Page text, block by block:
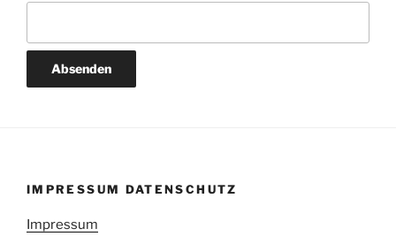
IMPRESSUM DATENSCHUTZ
Impressum